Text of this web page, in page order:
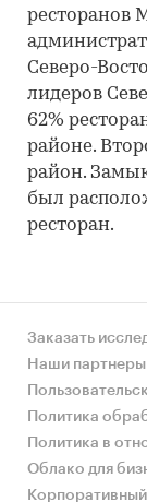
ресторанов
Северо-
лидеров
62%
районе.
район.
был
ресторан.
Заказать
Наши партнеры
Политика
Политика в
Облако для